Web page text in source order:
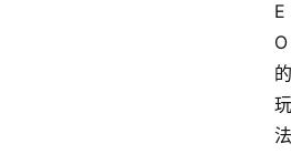
E
O
的
玩
法